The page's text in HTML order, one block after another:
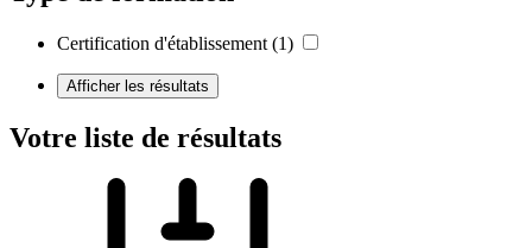
Certification d'établissement (1)
Afficher les résultats
Votre liste de résultats